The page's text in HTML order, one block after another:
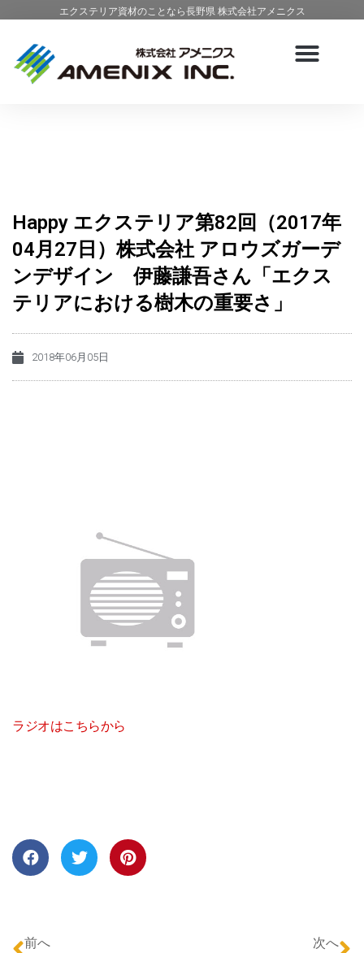
エクステリア資材のことなら長野県 株式会社アメニクス
Happy エクステリア第82回（2017年
04月27日）株式会社 アロウズガーデ
ンデザイン 伊藤謙吾さん「エクス
テリアにおける樹木の重要さ」
2018年06月05日
ラジオはこちらから
前へ 次へ